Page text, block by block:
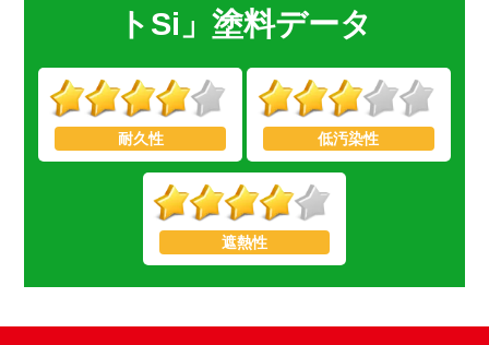
トSi」塗料データ
耐久性 低汚染性
遮熱性